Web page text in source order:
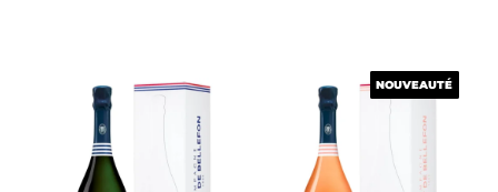
NOUVEAUTÉ
NOUVEAUTÉ